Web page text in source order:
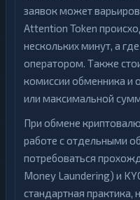
заявок может
Attention Token
нескольких минут, а
оператором. Также
комиссии обменника и
или максимальной
При обмене
работе с отдельными
потребоваться
Money Laundering) и
стандартная практика,